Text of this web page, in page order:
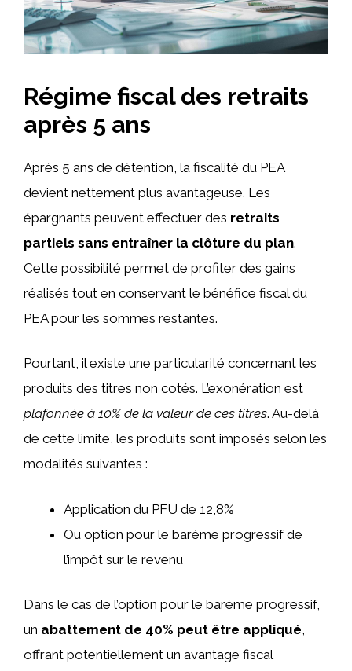
Régime fiscal des retraits
après 5 ans
Après 5 ans de détention, la fiscalité du PEA
devient nettement plus avantageuse. Les
épargnants peuvent effectuer des retraits
partiels sans entraîner la clôture du plan.
Cette possibilité permet de profiter des gains
réalisés tout en conservant le bénéfice fiscal du
PEA pour les sommes restantes.
Pourtant, il existe une particularité concernant les
produits des titres non cotés. L’exonération est
plafonnée à 10% de la valeur de ces titres. Au-delà
de cette limite, les produits sont imposés selon les
modalités suivantes :
Application du PFU de 12,8%
Ou option pour le barème progressif de
l’impôt sur le revenu
Dans le cas de l’option pour le barème progressif,
un abattement de 40% peut être appliqué,
offrant potentiellement un avantage fiscal